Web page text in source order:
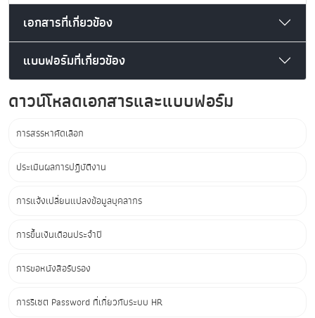
เอกสารที่เกี่ยวข้อง
แบบฟอร์มที่เกี่ยวข้อง
ดาวน์โหลดเอกสารและแบบฟอร์ม
การสรรหาคัดเลือก
ประเมินผลการปฏิบัติงาน
การแจ้งเปลี่ยนแปลงข้อมูลบุคลากร
การขึ้นเงินเดือนประจำปี
การขอหนังสือรับรอง
การรีเซต Password ที่เกี่ยวกับระบบ HR